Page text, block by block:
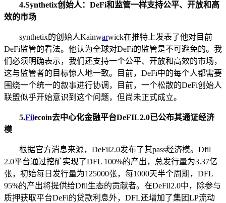
4.Synthetix创始人：DeFi和监管一样支持公平、开放和高
效的市场
synthetix的创始人Kainwarwick在推特上发表了他对目前
DeFi监管的看法。他认为全球对DeFi的监管是不可避免的。我
们必须明确表示，我们还支持一个公平、开放和高效的市场，
这与监管者的目标惊人地一致。目前，DeFi中的每个人都需要
围绕一个统一的叙事进行协调，目前，一个松散的DeFi创始人
联盟似乎开始意识到这个问题，但尚未正式成立。
5.Filecoin去中心化金融平台DeFIL2.0已公布其通证经济
模
根据官方消息来源，DeFil2.0发布了其pass经济模。Dfil
2.0平台通过挖矿实现了DFL 100%的产出，总发行量为3.37亿
张，初始每日发行量为125000张，每1000天半个周期，DFL
95%的产出将提供给Dfil生态的贡献者。在DeFil2.0中，除参与
质押获取平台DeFi的贷款利息外，DFL还增加了集团LP流动